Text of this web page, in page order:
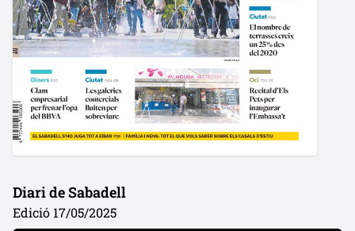
Diari de Sabadell
Edició 17/05/2025